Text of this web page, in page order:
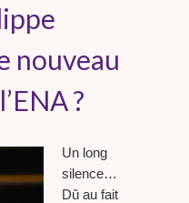
nouveau
?
Un long
silence…
Dû au fait